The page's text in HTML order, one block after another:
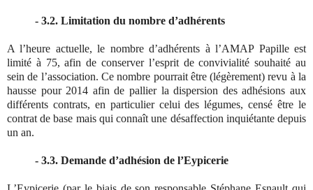
- 3.2. Limitation du nombre d’adhérents
A l’heure actuelle, le nombre d’adhérents à l’AMAP Papille est
limité à 75, afin de conserver l’esprit de convivialité souhaité au
sein de l’association. Ce nombre pourrait être (légèrement) revu à la
hausse pour 2014 afin de pallier la dispersion des adhésions aux
différents contrats, en particulier celui des légumes, censé être le
contrat de base mais qui connaît une désaffection inquiétante depuis
un an.
- 3.3. Demande d’adhésion de l’Eypicerie